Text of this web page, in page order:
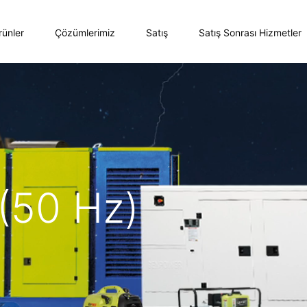
Çözümlerimiz Satış Satış Sonrası Hizmetler
Hz)